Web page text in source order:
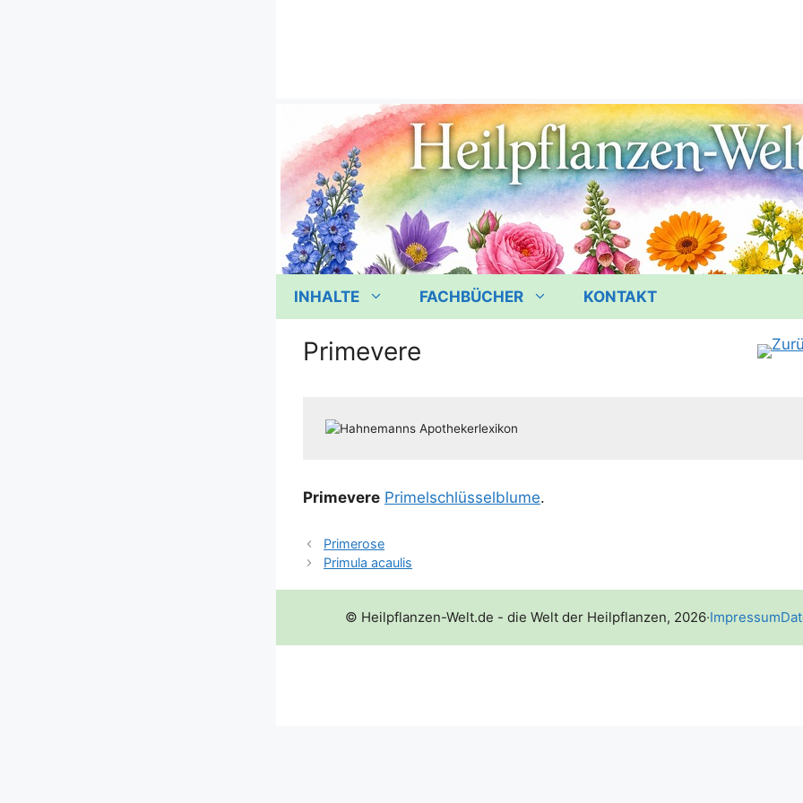
INHALTE FACHBÜCHER KONTAKT
Primevere
Pri­me­ve­re Pri­mel­schlüs­sel­blu­me.
Primerose
Primula acaulis
© Heilpflanzen-Welt.de - die Welt der Heilpflanzen, 2026·Impressum